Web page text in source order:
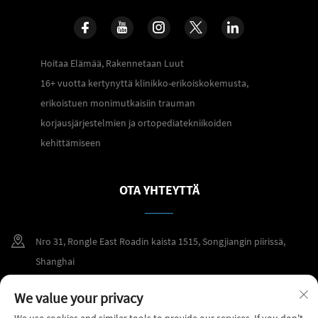
Hoitaa Elämää, Rakennetaan Luut
16+ vuotta kertynyttä klinikko-erikoiskokemusta,
erikoistuen monimutkaisiin trauman
korjausjärjestelmien ja ortopediatekniikoiden
kehittämiseen
OTA YHTEYTTÄ
Nro 31, Rongle East Roadin kaista 1515, Songjiangin piirissä,
Shanghai
+86 400 098 2859
We value your privacy